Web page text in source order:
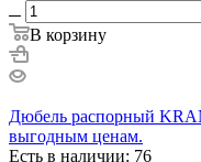
В корзину
Дюбель распорный
выгодным ценам.
Есть в наличии: 76